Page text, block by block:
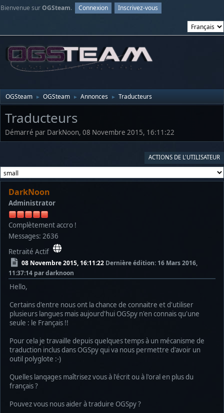
Bienvenue surOGSteam. Connexion Inscrivez-vous
OGSteam ► OGSteam ► Annonces ► Traducteurs
Traducteurs
Démarré par DarkNoon, 08 Novembre 2015, 16:11:22
ACTIONS DE L'UTILISATEUR
DarkNoon
Administrator
Complètement accro !
Messages: 2636
Retraité Actif
08 Novembre 2015, 16:11:22 Dernière édition: 16 Mars 2016,
11:37:14 par darknoon
Hello,
Certains d'entre nous ont la chance de connaitre et d'utiliser
plusieurs langues mais aujourd'hui OGSpy n'en connais qu'une
seule : le Français !!
Pour cela je travaille depuis quelques temps à un mécanisme de
traduction inclus dans OGSpy qui va nous permettre d'avoir un
outil polyglote :-)
Quelles lanqages maîtrisez vous à l'écrit ou à l'oral en plus du
français ?
Pouvez vous nous aider à traduire OGSpy ?